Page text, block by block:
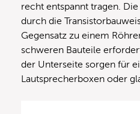
recht entspannt tragen.
durch die
Gegensatz zu einem
schweren Bauteile
der Unterseite sorgen für
Lautsprecherboxen oder